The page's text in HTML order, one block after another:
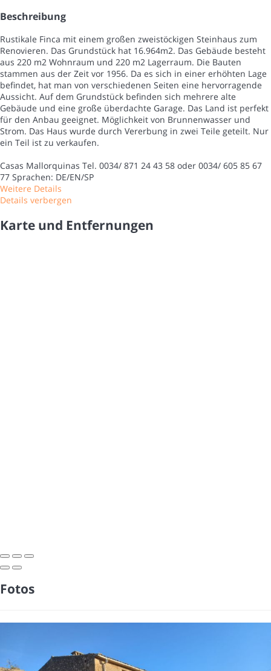
Beschreibung
Rustikale Finca mit einem großen zweistöckigen Steinhaus zum
Renovieren. Das Grundstück hat 16.964m2. Das Gebäude besteht
aus 220 m2 Wohnraum und 220 m2 Lagerraum. Die Bauten
stammen aus der Zeit vor 1956. Da es sich in einer erhöhten Lage
befindet, hat man von verschiedenen Seiten eine hervorragende
Aussicht. Auf dem Grundstück befinden sich mehrere alte
Gebäude und eine große überdachte Garage. Das Land ist perfekt
für den Anbau geeignet. Möglichkeit von Brunnenwasser und
Strom. Das Haus wurde durch Vererbung in zwei Teile geteilt. Nur
ein Teil ist zu verkaufen.
Casas Mallorquinas Tel. 0034/ 871 24 43 58 oder 0034/ 605 85 67
77 Sprachen: DE/EN/SP
Weitere Details
Details verbergen
Karte und Entfernungen
Fotos